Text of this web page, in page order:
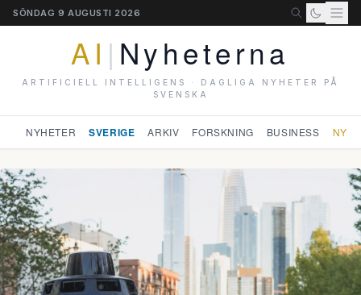
SÖNDAG 9 AUGUSTI 2026
AI | Nyheterna
ARTIFICIELL INTELLIGENS · DAGLIGA NYHETER PÅ
SVENSKA
NYHETER SVERIGE ARKIV FORSKNING BUSINESS